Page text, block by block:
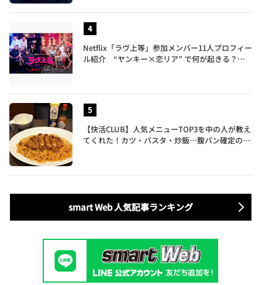
Netflix「ラヴ上等」参加メンバー11人プロフィー
ル紹介 “ヤンキー×恋リア” で何が起きる？地
【快活CLUB】人気メニューTOP3を中の人が教え
てくれた！カツ・パスタ・炒飯…腹パン確定のガ
smart Web 人気記事ランキング